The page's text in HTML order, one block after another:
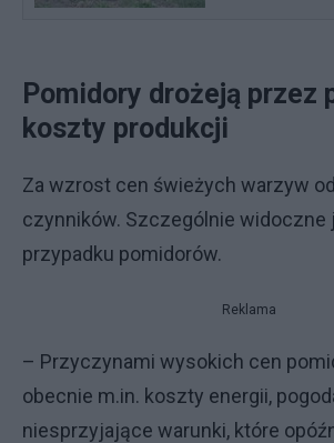
Pomidory drożeją przez
koszty produkcji
Za wzrost cen świeżych warzyw
czynników. Szczególnie widoczne
przypadku pomidorów.
Reklama
– Przyczynami wysokich cen
obecnie m.in. koszty energii,
niesprzyjające warunki, które